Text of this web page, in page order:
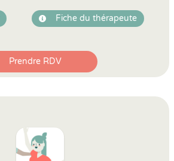
Fiche du thérapeute
Prendre RDV